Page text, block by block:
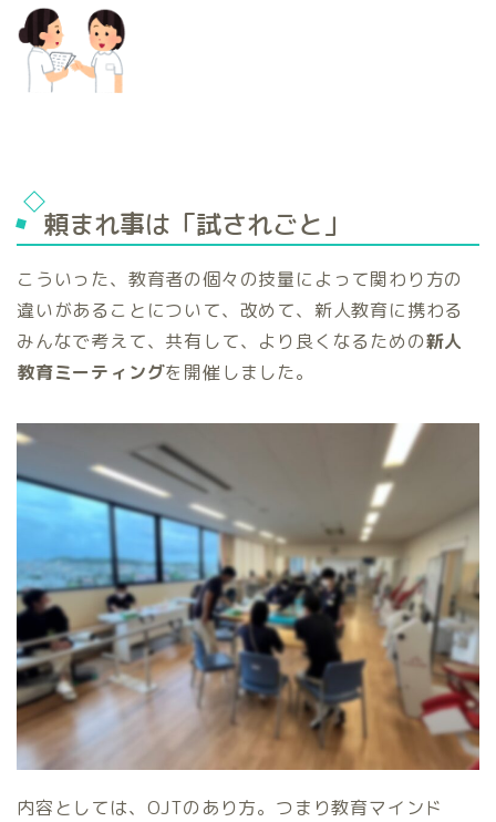
頼まれ事は「試されごと」
こういった、教育者の個々の技量によって関わり方の
違いがあることについて、改めて、新人教育に携わる
みんなで考えて、共有して、より良くなるための新人
教育ミーティングを開催しました。
内容としては、OJTのあり方。つまり教育マインド